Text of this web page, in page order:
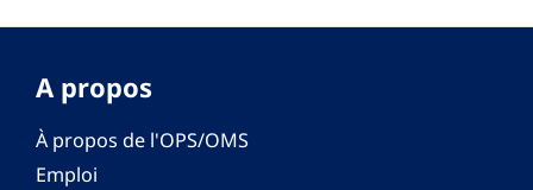
A propos
À propos de l'OPS/OMS
Emploi